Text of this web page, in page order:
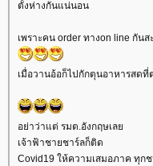
ตั้งห่างกันแน่นอน
เพราะคน order ทางon line กันส
เมื่อวานอ้อก็ไปกักตุนอาหารสด
อย่าว่าแต่ รมต.อังกฤษเล
เจ้าฟ้าชายชาร์ลก็ติด
Covid19 ให้ความเสมอภาค ทุก